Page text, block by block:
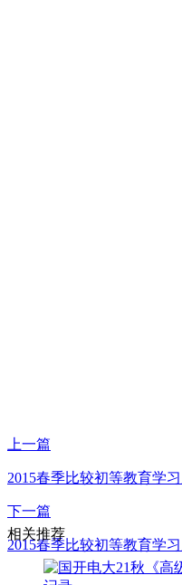
上一篇
2015春季比较初等教育学
下一篇
2015春季比较初等教育学
相关推荐